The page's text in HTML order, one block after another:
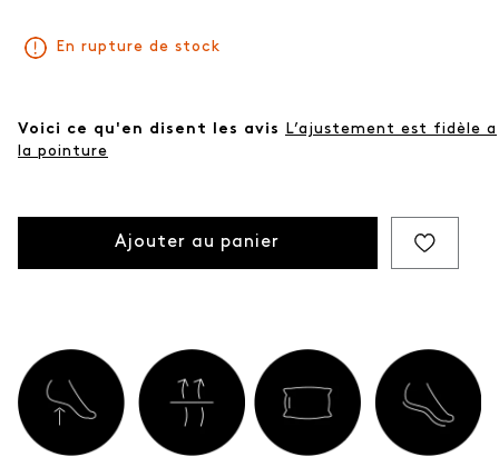
En rupture de stock
Voici ce qu'en disent les avis
L’ajustement est fidèle a
la pointure
Ajouter au panier